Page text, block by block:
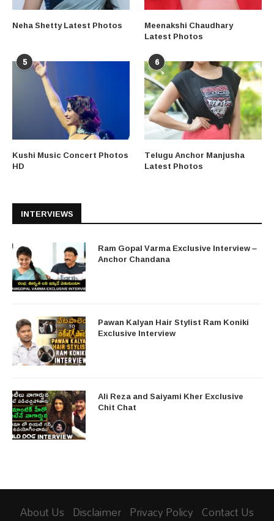
Neha Shetty Latest Photos Meenakshi Chaudhary
Latest Photos
5
Kushi Music Concert Photos
HD
6
Telugu Anchor Manjusha
Latest Photos
INTERVIEWS
Ram Gopal Varma Exclusive Interview –
Anchor Chandana
Pawan Kalyan Hair Stylist Ram Koniki
Exclusive Interview
Ali Reza and Saiyami Kher Exclusive
Chit Chat
About Us Disclaimer Privacy Policy Contact Us